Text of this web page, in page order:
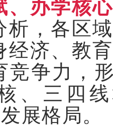
、办学核
析，各区
经济、教
竞争力，
、三四
展格局。